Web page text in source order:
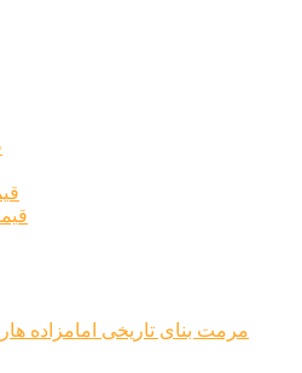
مرمت بنای تاریخی امامزاده